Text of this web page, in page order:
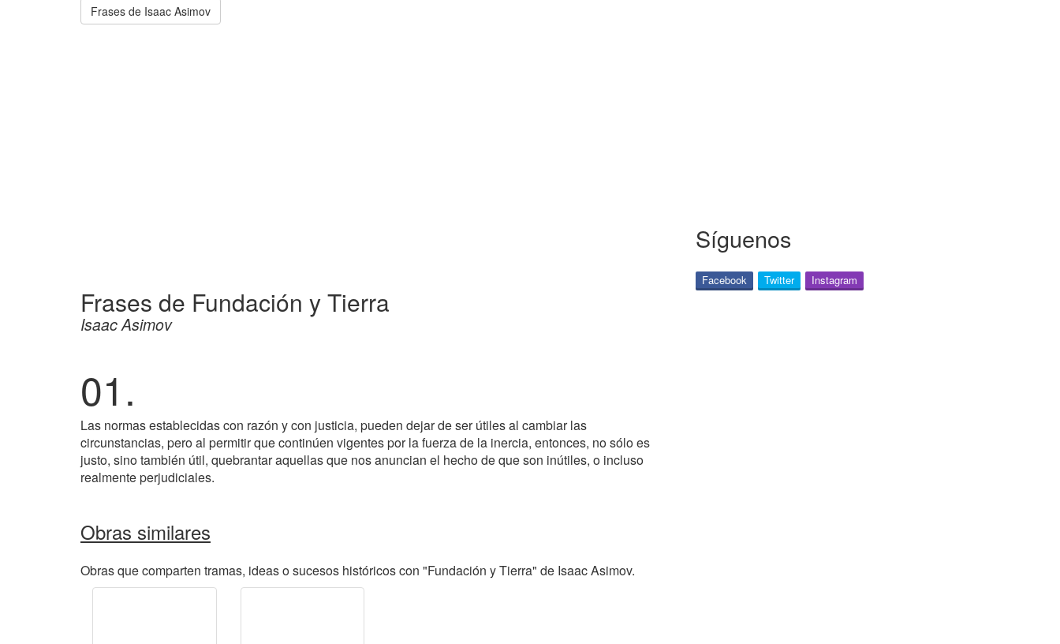
Frases de Isaac Asimov
Frases de Fundación y Tierra
Isaac Asimov
01.
Las normas establecidas con razón y con justicia, pueden dejar de ser útiles al cambiar las
circunstancias, pero al permitir que continúen vigentes por la fuerza de la inercia, entonces, no sólo es
justo, sino también útil, quebrantar aquellas que nos anuncian el hecho de que son inútiles, o incluso
realmente perjudiciales.
Obras similares
Obras que comparten tramas, ideas o sucesos históricos con "Fundación y Tierra" de Isaac Asimov.
Síguenos
Facebook Twitter Instagram